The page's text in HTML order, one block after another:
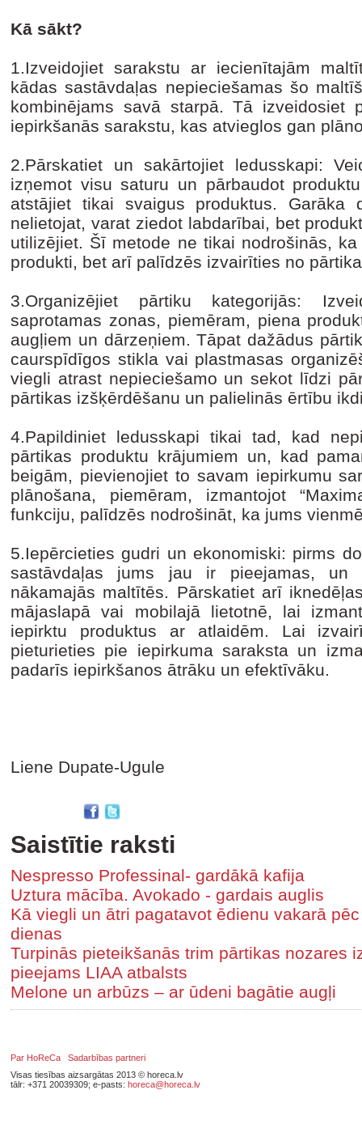
Kā sākt?
1.Izveidojiet sarakstu ar iecienītajām
kādas sastāvdaļas nepieciešamas šo
kombinējams savā starpā. Tā izveidosiet
iepirkšanās sarakstu, kas atvieglos gan
2.Pārskatiet un sakārtojiet ledusskapi:
izņemot visu saturu un pārbaudot
atstājiet tikai svaigus produktus. Garāka
nelietojat, varat ziedot labdarībai, bet
utilizējiet. Šī metode ne tikai nodrošinās,
produkti, bet arī palīdzēs izvairīties no
3.Organizējiet pārtiku kategorijās:
saprotamas zonas, piemēram, piena
augļiem un dārzeņiem. Tāpat dažādus
caurspīdīgos stikla vai plastmasas
viegli atrast nepieciešamo un sekot līdzi
pārtikas izšķērdēšanu un palielinās ērtību
4.Papildiniet ledusskapi tikai tad, kad
pārtikas produktu krājumiem un, kad
beigām, pievienojiet to savam iepirkumu
plānošana, piemēram, izmantojot
funkciju, palīdzēs nodrošināt, ka jums
5.Iepērcieties gudri un ekonomiski: pirms
sastāvdaļas jums jau ir pieejamas, un
nākamajās maltītēs. Pārskatiet arī
mājaslapā vai mobilajā lietotnē, lai
iepirktu produktus ar atlaidēm. Lai
pieturieties pie iepirkuma saraksta un
padarīs iepirkšanos ātrāku un efektīvāku.
Liene Dupate-Ugule
Saistītie raksti
Nespresso Professinal- gardākā kafija
Uztura mācība. Avokado - gardais auglis
Kā viegli un ātri pagatavot ēdienu vakarā
dienas
Turpinās pieteikšanās trim pārtikas nozares
pieejams LIAA atbalsts
Melone un arbūzs – ar ūdeni bagātie augļi
Par HoReCa
Sadarbības partneri
Visas tiesības aizsargātas 2013 © horeca.lv
tālr: +371 20039309; e-pasts: horeca@horeca.lv